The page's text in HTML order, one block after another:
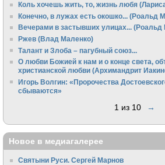
Коль хочешь жить, то, жизнь любя
Конечно, в лужах есть окошко... (Роальд
Вечерами в застывших улицах...
Ржев (Влад Маленко)
Талант и Злоба – пагубный союз...
О любви Божией к нам и о конце света,
христианской любви (Архимандрит
Игорь Волгин: «Пророчества
сбываются»
1 из 10 →
Новое в медиагалерее
Святыни Руси. Сергей Марнов